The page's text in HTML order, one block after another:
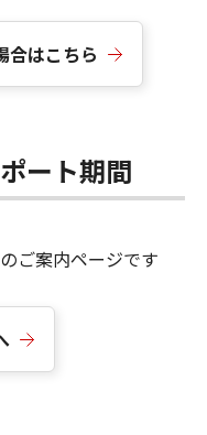
合はこちら
ート期間
ご案内ページです